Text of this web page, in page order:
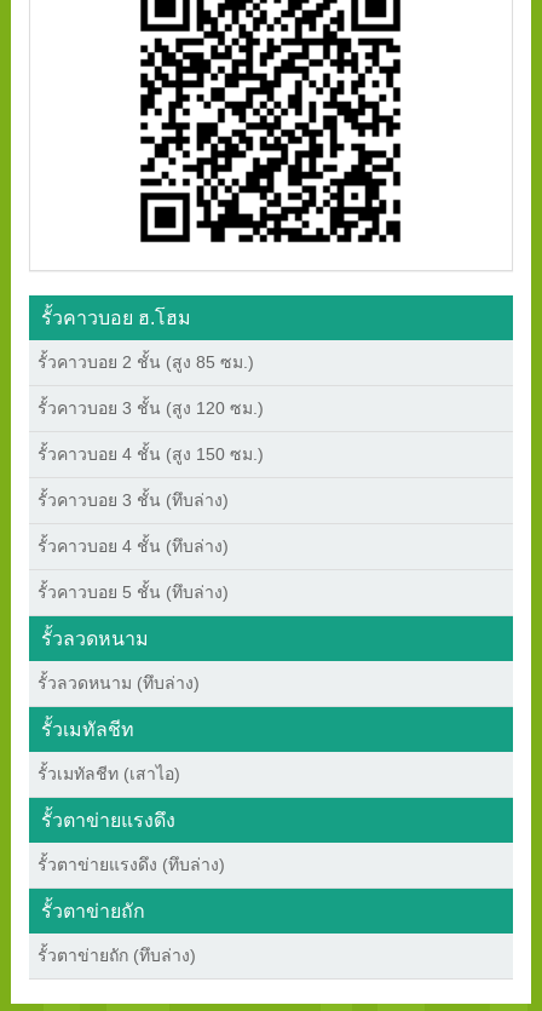
รั้วคาวบอย ฮ.โฮม
รั้วคาวบอย 2 ชั้น (สูง 85 ซม.)
รั้วคาวบอย 3 ชั้น (สูง 120 ซม.)
รั้วคาวบอย 4 ชั้น (สูง 150 ซม.)
รั้วคาวบอย 3 ชั้น (ทึบล่าง)
รั้วคาวบอย 4 ชั้น (ทึบล่าง)
รั้วคาวบอย 5 ชั้น (ทึบล่าง)
รั้วลวดหนาม
รั้วลวดหนาม (ทึบล่าง)
รั้วเมทัลชีท
รั้วเมทัลชีท (เสาไอ)
รั้วตาข่ายแรงดึง
รั้วตาข่ายแรงดึง (ทึบล่าง)
รั้วตาข่ายถัก
รั้วตาข่ายถัก (ทึบล่าง)